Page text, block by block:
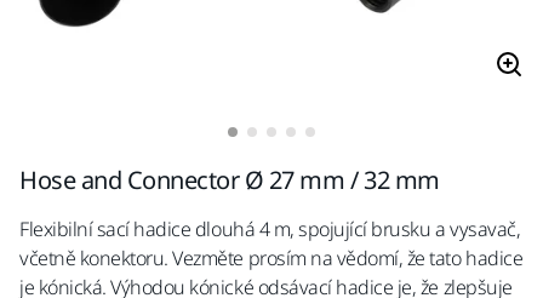
Hose and Connector Ø 27 mm / 32 mm
Flexibilní sací hadice dlouhá 4 m, spojující brusku a vysavač,
včetně konektoru. Vezměte prosím na vědomí, že tato hadice
je kónická. Výhodou kónické odsávací hadice je, že zlepšuje